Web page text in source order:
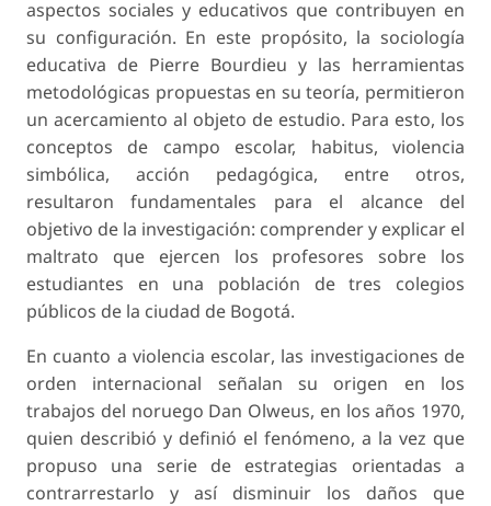
aspectos sociales y educativos que contribuyen en
su configuración. En este propósito, la sociología
educativa de Pierre Bourdieu y las herramientas
metodológicas propuestas en su teoría, permitieron
un acercamiento al objeto de estudio. Para esto, los
conceptos de campo escolar, habitus, violencia
simbólica, acción pedagógica, entre otros,
resultaron fundamentales para el alcance del
objetivo de la investigación: comprender y explicar el
maltrato que ejercen los profesores sobre los
estudiantes en una población de tres colegios
públicos de la ciudad de Bogotá.
En cuanto a violencia escolar, las investigaciones de
orden internacional señalan su origen en los
trabajos del noruego Dan Olweus, en los años 1970,
quien describió y definió el fenómeno, a la vez que
propuso una serie de estrategias orientadas a
contrarrestarlo y así disminuir los daños que